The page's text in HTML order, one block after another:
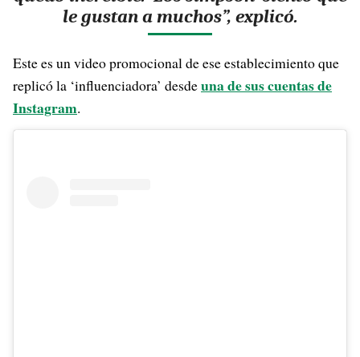
le gustan a muchos”, explicó.
Este es un video promocional de ese establecimiento que
replicó la ‘influenciadora’ desdeuna de sus cuentas de
Instagram.